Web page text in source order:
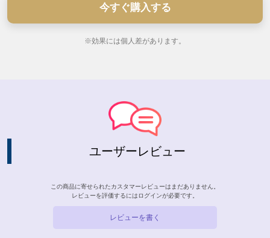
今すぐ購入する
※効果には個人差があります。
ユーザーレビュー
この商品に寄せられたカスタマーレビューはまだありません。
レビューを評価するには ログインが必要です。
レビューを書く